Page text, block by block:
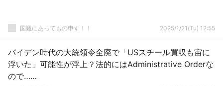
国難にあってもの申す！！ 2025/1/21(Tu) 12:55
バイデン時代の大統領令全廃で「USスチール買収も宙に
浮いた」可能性が浮上？法的にはAdministrative Orderな
ので……